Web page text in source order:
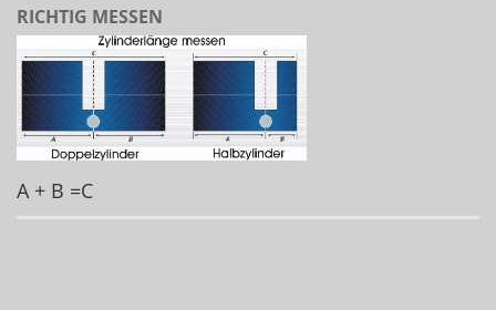
RICHTIG MESSEN
A + B =C